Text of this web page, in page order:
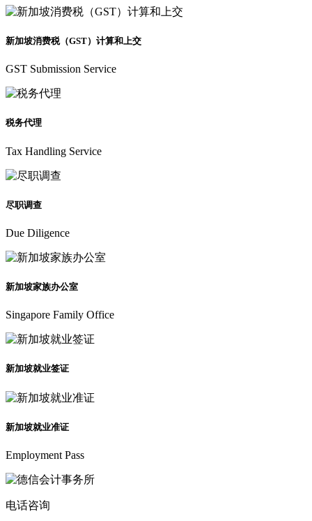
新加坡消费税（GST）计算和上交
GST Submission Service
税务代理
Tax Handling Service
尽职调查
Due Diligence
新加坡家族办公室
Singapore Family Office
新加坡就业签证
新加坡就业准证
Employment Pass
电话咨询